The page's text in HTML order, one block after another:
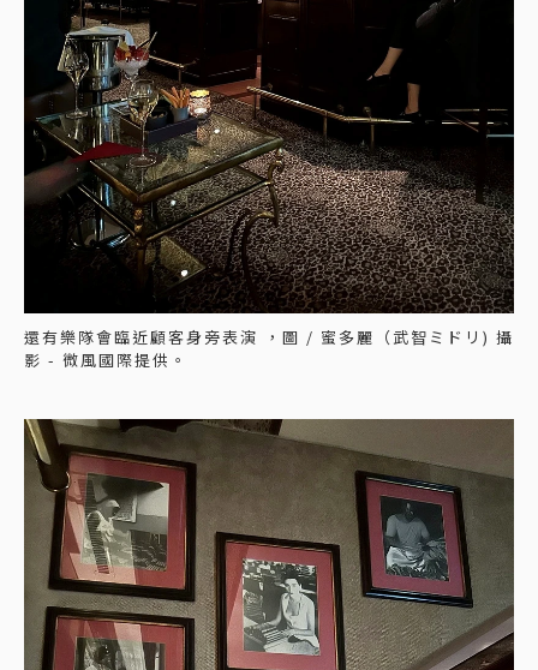
還有樂隊會臨近顧客身旁表演 ，圖 / 蜜多麗（武智ミドリ) 攝
影 - 微風國際提供。